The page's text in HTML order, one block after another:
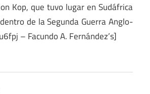
Kop, que tuvo lugar en Sudáfrica
de la Segunda Guerra Anglo-
– Facundo A. Fernández’s]